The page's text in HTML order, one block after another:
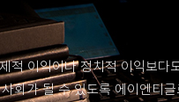
이익이나 정치적 이익보다
회가 될 수 있도록 에이엔티